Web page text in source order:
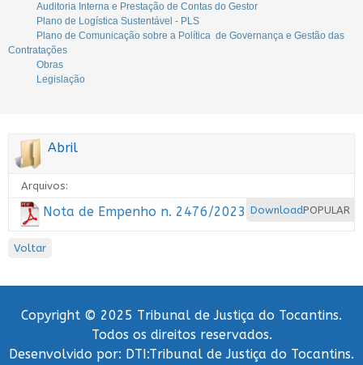
Auditoria Interna e Prestação de Contas do Gestor
Plano de Logística Sustentável - PLS
Plano de Comunicação sobre a Política de Governança e Gestão das
Contratações
Obras
Legislação
Abril
Arquivos:
POPULAR
Download
Nota de Empenho n. 2476/2023
Voltar
Copyright © 2025 Tribunal de Justiça do Tocantins.
Todos os direitos reservados.
Desenvolvido por: DTI:Tribunal de Justiça do Tocantins.